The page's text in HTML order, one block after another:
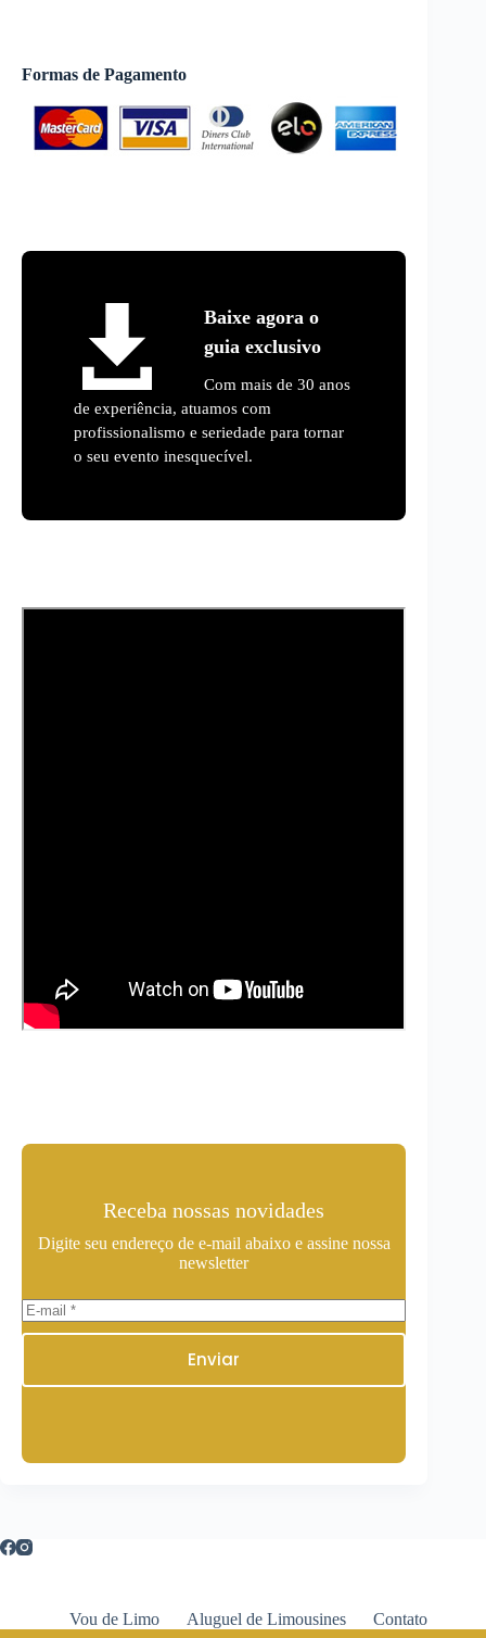
Formas de Pagamento
Baixe agora o
guia exclusivo
Com mais de 30 anos
de experiência, atuamos com
profissionalismo e seriedade para tornar
o seu evento inesquecível.
Receba nossas novidades
Digite seu endereço de e-mail abaixo e assine nossa
newsletter
Enviar
Vou de Limo Aluguel de Limousines Contato